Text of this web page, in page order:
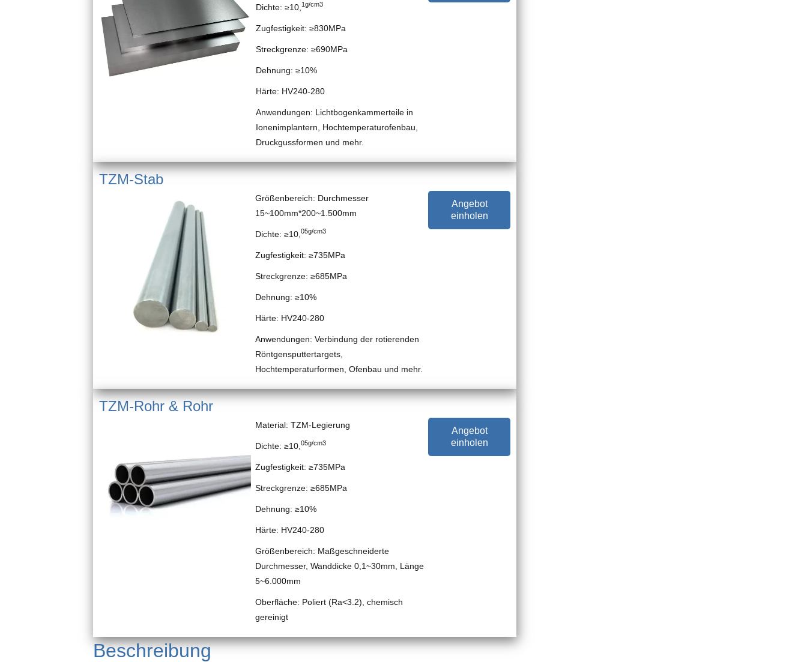
Dichte: ≥10, 1g/cm3
Zugfestigkeit: ≥830MPa
Streckgrenze: ≥690MPa
Dehnung: ≥10%
Härte: HV240-280
Anwendungen: Lichtbogenkammerteile in
Ionenimplantern, Hochtemperaturofenbau,
Druckgussformen und mehr.
TZM-Stab
Größenbereich: Durchmesser
15~100mm*200~1.500mm
Dichte: ≥10, 05g/cm3
Zugfestigkeit: ≥735MPa
Streckgrenze: ≥685MPa
Dehnung: ≥10%
Härte: HV240-280
Anwendungen: Verbindung der rotierenden
Röntgensputtertargets,
Hochtemperaturformen, Ofenbau und mehr.
Angebot
einholen
TZM-Rohr & Rohr
Material: TZM-Legierung
Dichte: ≥10, 05g/cm3
Zugfestigkeit: ≥735MPa
Streckgrenze: ≥685MPa
Dehnung: ≥10%
Härte: HV240-280
Größenbereich: Maßgeschneiderte
Durchmesser, Wanddicke 0,1~30mm, Länge
5~6.000mm
Oberfläche: Poliert (Ra<3.2), chemisch
gereinigt
Angebot
einholen
Beschreibung